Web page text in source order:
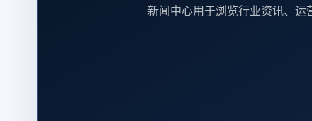
新闻中心用于浏览行业资讯、